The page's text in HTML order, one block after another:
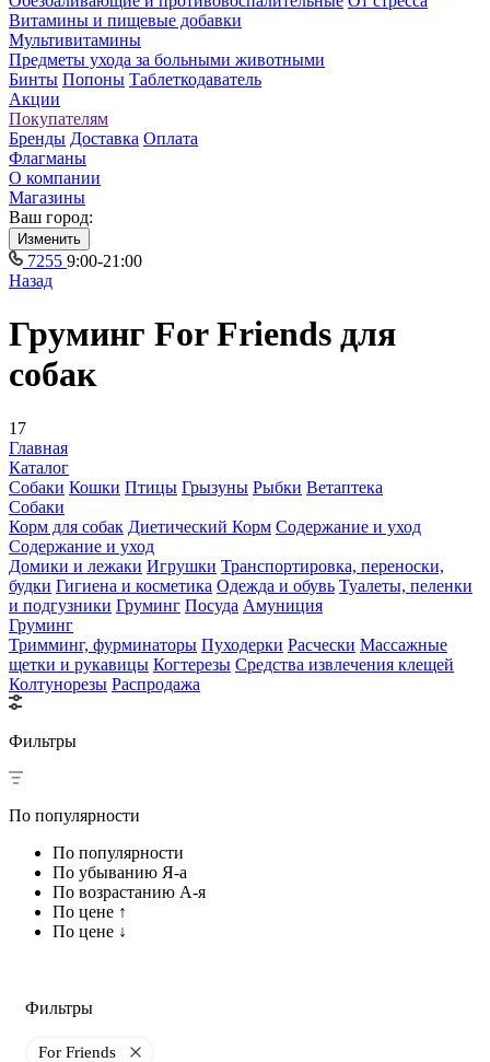
Витамины и пищевые добавки
Мультивитамины
Предметы ухода за больными животными
Бинты Попоны Таблеткодаватель
Акции
Покупателям
Бренды Доставка Оплата
Флагманы
О компании
Магазины
Ваш город:
Изменить
7255 9:00-21:00
Назад
Груминг For Friends для
собак
17
Главная
Каталог
Собаки Кошки Птицы Грызуны Рыбки Ветаптека
Собаки
Корм для собак Диетический Корм Содержание и уход
Содержание и уход
Домики и лежаки Игрушки Транспортировка, переноски,
будки Гигиена и косметика Одежда и обувь Туалеты, пеленки
и подгузники Груминг Посуда Амуниция
Груминг
Тримминг, фурминаторы Пуходерки Расчески Массажные
щетки и рукавицы Когтерезы Средства извлечения клещей
Колтунорезы Распродажа
Фильтры
По популярности
По популярности
По убыванию Я-а
По возрастанию А-я
По цене ↑
По цене ↓
Фильтры
For Friends